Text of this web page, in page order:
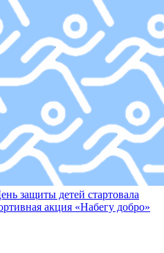
защиты детей стартовала
акция «Набегу добро»